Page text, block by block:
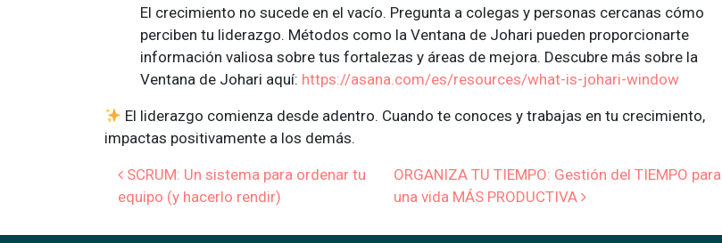
El crecimiento no sucede en el vacío. Pregunta a colegas y personas cercanas cómo
perciben tu liderazgo. Métodos como la Ventana de Johari pueden proporcionarte
información valiosa sobre tus fortalezas y áreas de mejora. Descubre más sobre la
Ventana de Johari aquí: https://asana.com/es/resources/what-is-johari-window
El liderazgo comienza desde adentro. Cuando te conoces y trabajas en tu crecimiento,
impactas positivamente a los demás.
Navegación de entradas
SCRUM: Un sistema para ordenar tu
equipo (y hacerlo rendir)
ORGANIZA TU TIEMPO: Gestión del TIEMPO para
una vida MÁS PRODUCTIVA